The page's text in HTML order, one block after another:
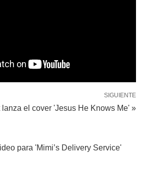
SIGUIENTE
lanza el cover 'Jesus He Knows Me' »
para 'Mimi’s Delivery Service'